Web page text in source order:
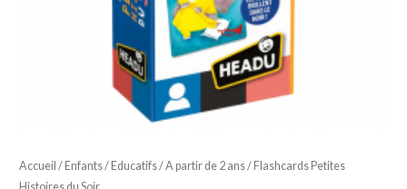
Accueil / Enfants / Educatifs/A partir de 2 ans/ Flashcards Petites